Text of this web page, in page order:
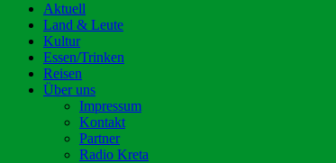
Aktuell
Land & Leute
Kultur
Essen/Trinken
Reisen
Über uns
Impressum
Kontakt
Partner
Radio Kreta